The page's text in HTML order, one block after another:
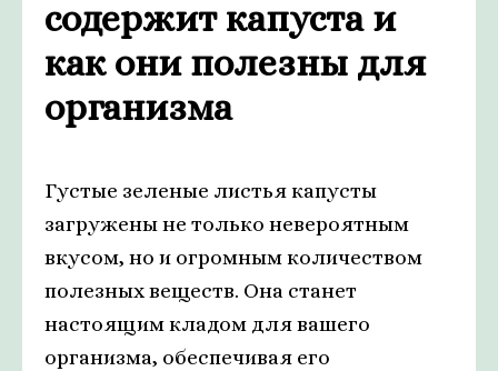
содержит капуста и
как они полезны для
организма
Густые зеленые листья капусты
загружены не только невероятным
вкусом, но и огромным количеством
полезных веществ. Она станет
настоящим кладом для вашего
организма, обеспечивая его